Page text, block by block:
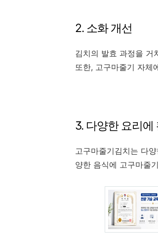
2. 소화 개선
김치의 발효 과정을 거
또한, 고구마줄기 자체
3. 다양한 요리에
고구마줄기김치는 다
양한 음식에 고구마줄